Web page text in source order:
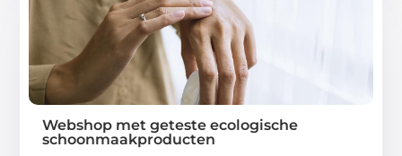
Webshop met geteste ecologische
schoonmaakproducten